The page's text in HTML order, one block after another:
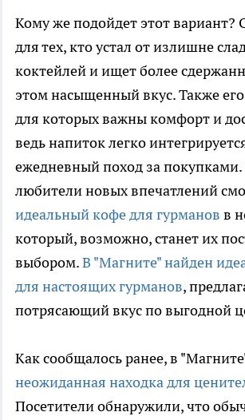
Кому же подойдет этот вариант?
для тех, кто устал от излишне
коктейлей и ищет более
этом насыщенный вкус. Также
для которых важны комфорт и
ведь напиток легко
ежедневный поход за
любители новых впечатлений
идеальный кофе для гурманов в
который, возможно, станет их
выбором.В "Магните" найден
для настоящих гурманов,
потрясающий вкус по выгодной
Как сообщалось ранее, в
неожиданная находка для
Посетители обнаружили, что